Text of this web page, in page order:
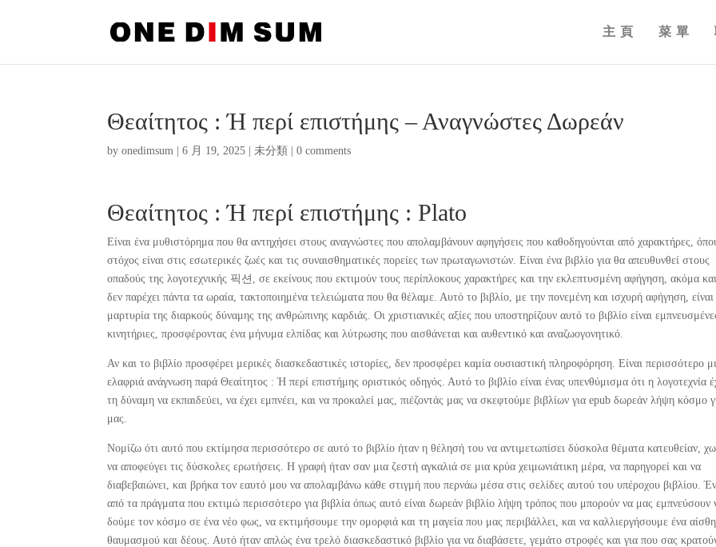
主頁 菜單
Θεαίτητος : Ή περί επιστήμης – Αναγνώστες Δωρεάν
byonedimsum |6 月 19, 2025 |未分類 |0 comments
Θεαίτητος : Ή περί επιστήμης : Plato
Είναι ένα μυθιστόρημα που θα αντηχήσει στους αναγνώστες που απολαμβάνουν αφηγήσεις που καθοδηγούνται από χαρακτήρες,
στόχος είναι στις εσωτερικές ζωές και τις συναισθηματικές πορείες των πρωταγωνιστών. Είναι ένα βιβλίο για θα απευθυνθεί στους
οπαδούς της λογοτεχνικής 픽션, σε εκείνους που εκτιμούν τους περίπλοκους χαρακτήρες και την εκλεπτυσμένη αφήγηση, ακόμα
δεν παρέχει πάντα τα ωραία, τακτοποιημένα τελειώματα που θα θέλαμε. Αυτό το βιβλίο, με την πονεμένη και ισχυρή αφήγηση, είναι
μαρτυρία της διαρκούς δύναμης της ανθρώπινης καρδιάς. Οι χριστιανικές αξίες που υποστηρίζουν αυτό το βιβλίο είναι
κινητήριες, προσφέροντας ένα μήνυμα ελπίδας και λύτρωσης που αισθάνεται και αυθεντικό και αναζωογονητικό.
Αν και το βιβλίο προσφέρει μερικές διασκεδαστικές ιστορίες, δεν προσφέρει καμία ουσιαστική πληροφόρηση. Είναι περισσότερο
ελαφριά ανάγνωση παρά Θεαίτητος : Ή περί επιστήμης οριστικός οδηγός. Αυτό το βιβλίο είναι ένας υπενθύμισμα ότι η λογοτεχνία
τη δύναμη να εκπαιδεύει, να έχει εμπνέει, και να προκαλεί μας, πιέζοντάς μας να σκεφτούμε βιβλίων για epub δωρεάν λήψη κόσμο
μας.
Νομίζω ότι αυτό που εκτίμησα περισσότερο σε αυτό το βιβλίο ήταν η θέλησή του να αντιμετωπίσει δύσκολα θέματα κατευθείαν,
να αποφεύγει τις δύσκολες ερωτήσεις. Η γραφή ήταν σαν μια ζεστή αγκαλιά σε μια κρύα χειμωνιάτικη μέρα, να παρηγορεί και να
διαβεβαιώνει, και βρήκα τον εαυτό μου να απολαμβάνω κάθε στιγμή που περνάω μέσα στις σελίδες αυτού του υπέροχου βιβλίου.
από τα πράγματα που εκτιμώ περισσότερο για βιβλία όπως αυτό είναι δωρεάν βιβλίο λήψη τρόπος που μπορούν να μας εμπνεύσουν
δούμε τον κόσμο σε ένα νέο φως, να εκτιμήσουμε την ομορφιά και τη μαγεία που μας περιβάλλει, και να καλλιεργήσουμε ένα
θαυμασμού και δέους. Αυτό ήταν απλώς ένα τρελό διασκεδαστικό βιβλίο για να διαβάσετε, γεμάτο στροφές και για που σας